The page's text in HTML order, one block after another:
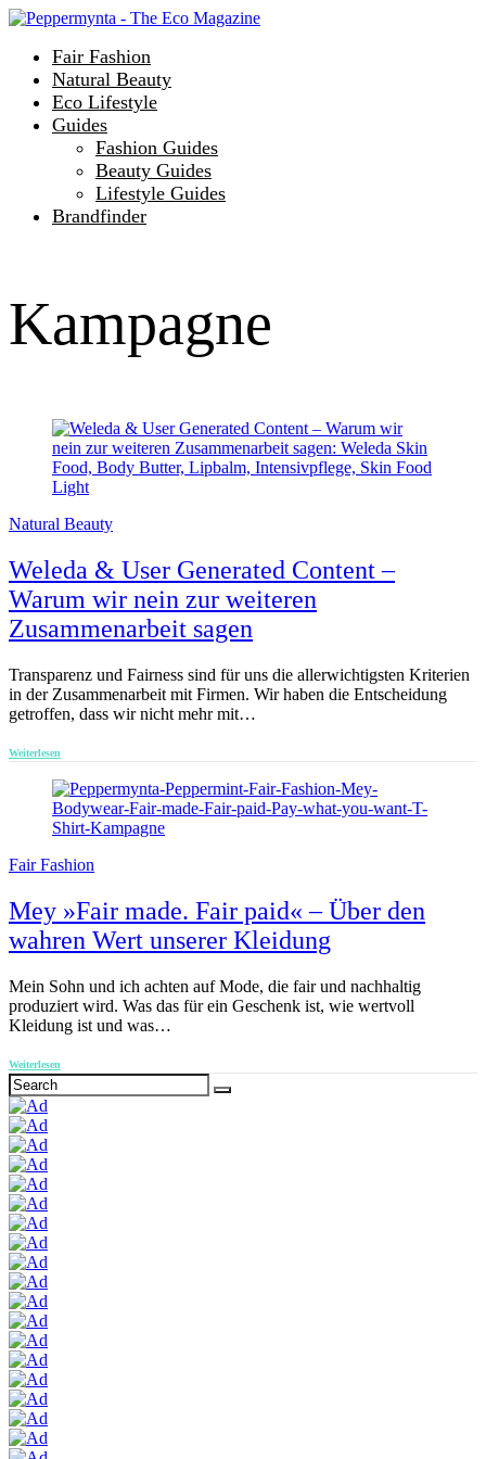
Fair Fashion
Natural Beauty
Eco Lifestyle
Guides
Fashion Guides
Beauty Guides
Lifestyle Guides
Brandfinder
Kampagne
Natural Beauty
Weleda & User Generated Content –
Warum wir nein zur weiteren
Zusammenarbeit sagen
Transparenz und Fairness sind für uns die allerwichtigsten Kriterien
in der Zusammenarbeit mit Firmen. Wir haben die Entscheidung
getroffen, dass wir nicht mehr mit…
Weiterlesen
Fair Fashion
Mey »Fair made. Fair paid« – Über den
wahren Wert unserer Kleidung
Mein Sohn und ich achten auf Mode, die fair und nachhaltig
produziert wird. Was das für ein Geschenk ist, wie wertvoll
Kleidung ist und was…
Weiterlesen